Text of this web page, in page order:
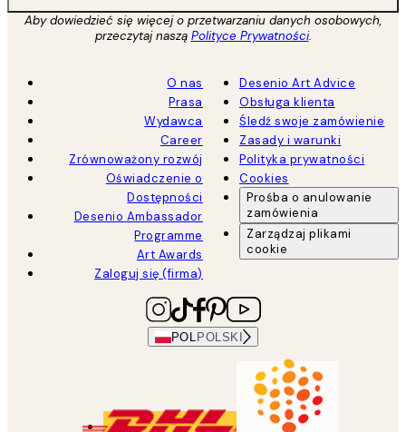
Aby dowiedzieć się więcej o przetwarzaniu danych osobowych,
przeczytaj naszą Polityce Prywatności.
O nas
Prasa
Wydawca
Career
Zrównoważony rozwój
Oświadczenie o
Dostępności
Desenio Ambassador
Programme
Art Awards
Zaloguj się (firma)
Desenio Art Advice
Obsługa klienta
Śledź swoje zamówienie
Zasady i warunki
Polityka prywatności
Cookies
Prośba o anulowanie
zamówienia
Zarządzaj plikami
cookie
POL POLSKI